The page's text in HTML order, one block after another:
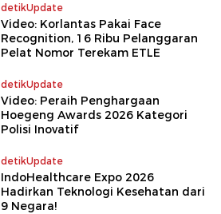
detikUpdate
Video: Korlantas Pakai Face
Recognition, 16 Ribu Pelanggaran
Pelat Nomor Terekam ETLE
detikUpdate
Video: Peraih Penghargaan
Hoegeng Awards 2026 Kategori
Polisi Inovatif
detikUpdate
IndoHealthcare Expo 2026
Hadirkan Teknologi Kesehatan dari
9 Negara!